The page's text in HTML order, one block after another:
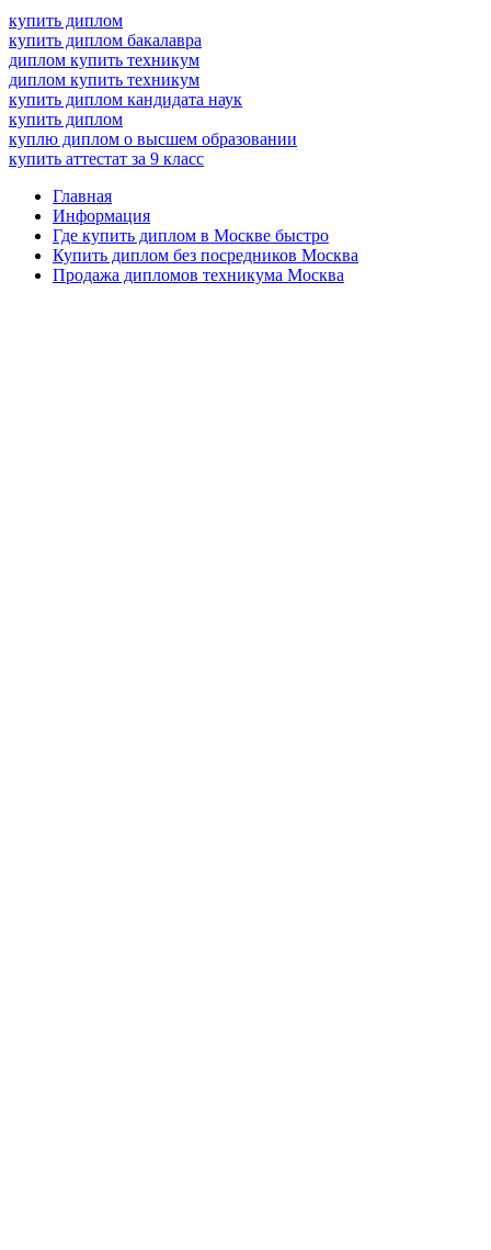
купить диплом
купить диплом бакалавра
диплом купить техникум
диплом купить техникум
купить диплом кандидата наук
купить диплом
куплю диплом о высшем образовании
купить аттестат за 9 класс
Главная
Информация
Где купить диплом в Москве быстро
Купить диплом без посредников Москва
Продажа дипломов техникума Москва